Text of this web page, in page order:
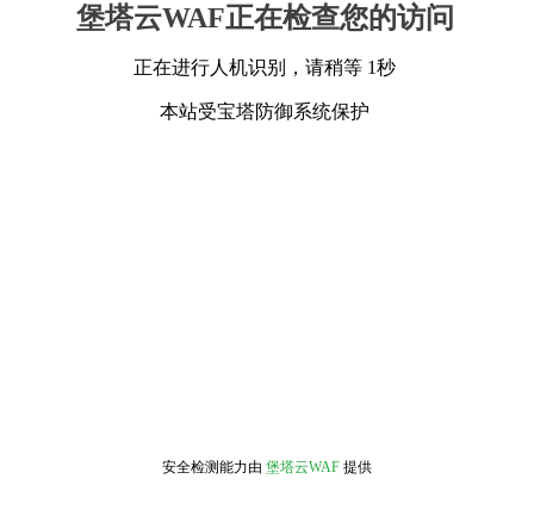
堡塔云WAF正在检查您的访问
正在进行人机识别，请稍等 1秒
本站受宝塔防御系统保护
安全检测能力由 堡塔云WAF 提供